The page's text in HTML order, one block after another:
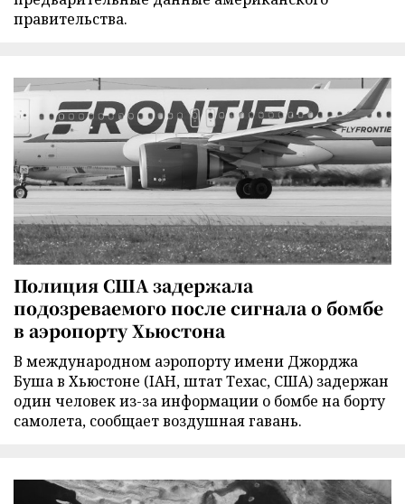
правительства.
Полиция США задержала
подозреваемого после сигнала о бомбе
в аэропорту Хьюстона
В международном аэропорту имени Джорджа
Буша в Хьюстоне (IAH, штат Техас, США) задержан
один человек из-за информации о бомбе на борту
самолета, сообщает воздушная гавань.